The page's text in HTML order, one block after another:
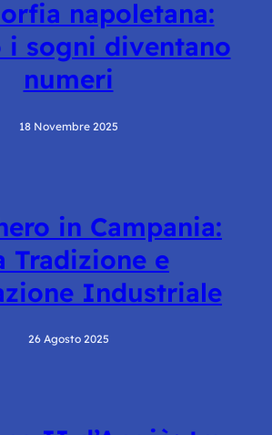
napoletana:
i sogni diventano
numeri
18 Novembre 2025
in Campania:
Tradizione e
Industriale
26 Agosto 2025